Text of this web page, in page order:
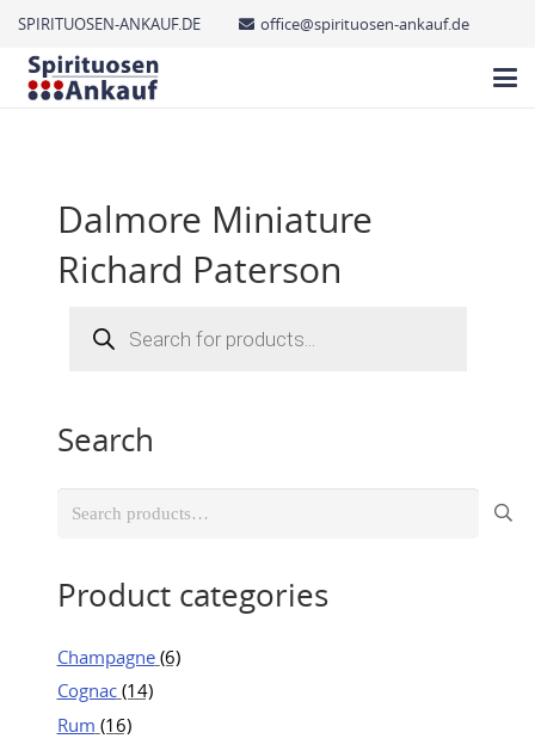
SPIRITUOSEN-ANKAUF.DE office@spirituosen-ankauf.de
Dalmore Miniature
Richard Paterson
search
Search
Search
Product categories
Champagne (6)
Cognac (14)
Rum (16)